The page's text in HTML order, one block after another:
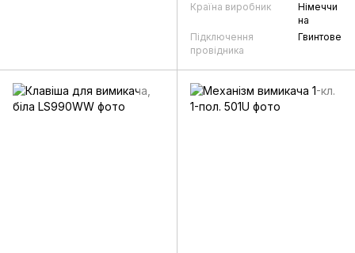
Країна виробник
Німеччи
на
Підключення
провідника
Гвинтове